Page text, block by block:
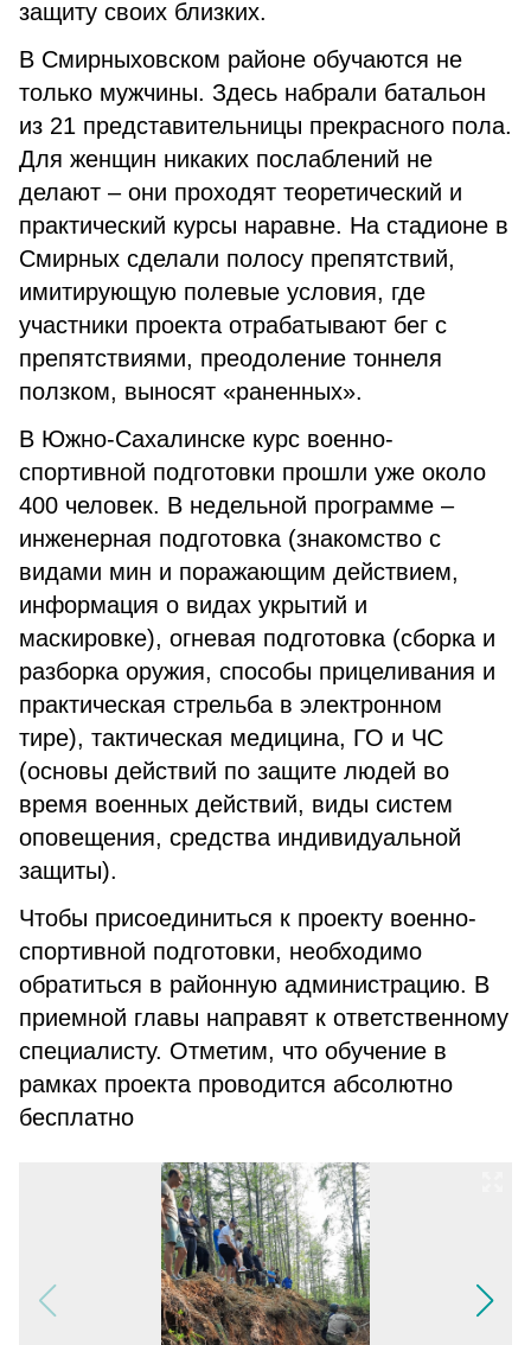
защиту своих близких.
В Смирныховском районе обучаются не
только мужчины. Здесь набрали батальон
из 21 представительницы прекрасного пола.
Для женщин никаких послаблений не
делают – они проходят теоретический и
практический курсы наравне. На стадионе в
Смирных сделали полосу препятствий,
имитирующую полевые условия, где
участники проекта отрабатывают бег с
препятствиями, преодоление тоннеля
ползком, выносят «раненных».
В Южно-Сахалинске курс военно-
спортивной подготовки прошли уже около
400 человек. В недельной программе –
инженерная подготовка (знакомство с
видами мин и поражающим действием,
информация о видах укрытий и
маскировке), огневая подготовка (сборка и
разборка оружия, способы прицеливания и
практическая стрельба в электронном
тире), тактическая медицина, ГО и ЧС
(основы действий по защите людей во
время военных действий, виды систем
оповещения, средства индивидуальной
защиты).
Чтобы присоединиться к проекту военно-
спортивной подготовки, необходимо
обратиться в районную администрацию. В
приемной главы направят к ответственному
специалисту. Отметим, что обучение в
рамках проекта проводится абсолютно
бесплатно